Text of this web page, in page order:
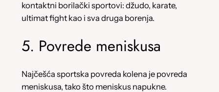
kontaktni borilački sportovi: džudo, karate,
ultimat fight kao i sva druga borenja.
5. Povrede meniskusa
Najčešća sportska povreda kolena je povreda
meniskusa, tako što meniskus napukne.